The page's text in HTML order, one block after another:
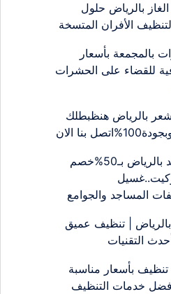
بالرياض حلول
بأسعار
للقضاء على الحشرات
بالرياض هنظبطلك
شركة تنظيف مساجد بالرياض بـ50%خصم
المساجد والجوامع
| تنظيف عميق
بأسعار مناسبة
خدمات التنظيف